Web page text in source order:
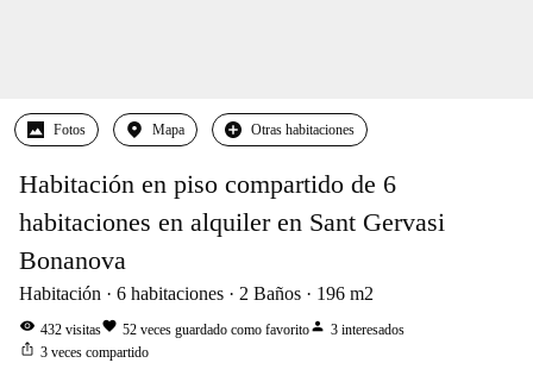
Fotos Mapa Otras habitaciones
Habitación en piso compartido de 6
habitaciones en alquiler en Sant Gervasi
Bonanova
Habitación 6 habitaciones 2 Baños 196 m2
visibility 432 visitasfavorite 52 veces guardado como favoritoperson 3 interesados
ios_share 3 veces compartido